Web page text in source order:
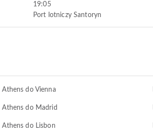
19:05
Port lotniczy Santoryn
Athens do Vienna
Athens do Madrid
Athens do Lisbon